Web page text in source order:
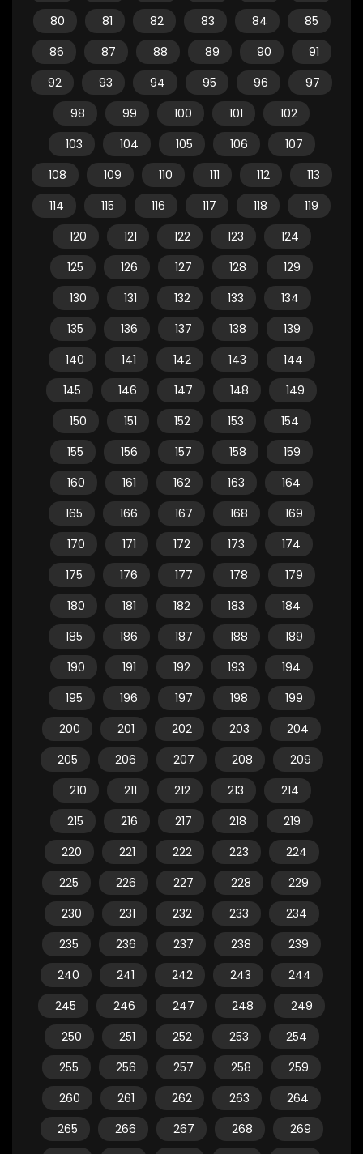
80
81 82 83 84
85
86
87 88 89 90
91
92
93 94 95 96
97
98
99 100 101
102
103
104 105 106
107
108
109 110 111 112
113
114
115 116 117 118
119
120
121 122 123
124
125
126 127 128
129
130
131 132 133
134
135
136 137 138
139
140
141 142 143
144
145
146 147 148
149
150
151 152 153
154
155
156 157 158
159
160
161 162 163
164
165
166 167 168
169
170
171 172 173
174
175
176 177 178
179
180
181 182 183
184
185
186 187 188
189
190
191 192 193
194
195
196 197 198
199
200
201 202 203
204
205
206 207 208
209
210
211 212 213
214
215
216 217 218
219
220
221 222 223
224
225
226 227 228
229
230
231 232 233
234
235
236 237 238
239
240
241 242 243
244
245
246 247 248
249
250
251 252 253
254
255
256 257 258
259
260
261 262 263
264
265
266 267 268
269